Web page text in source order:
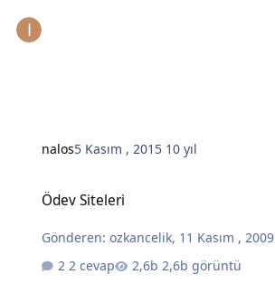
nalos5 Kasım , 2015 10 yıl
Ödev Siteleri
Gönderen:ozkancelik, 11 Kasım , 2009
2 cevap
2,6b görüntü